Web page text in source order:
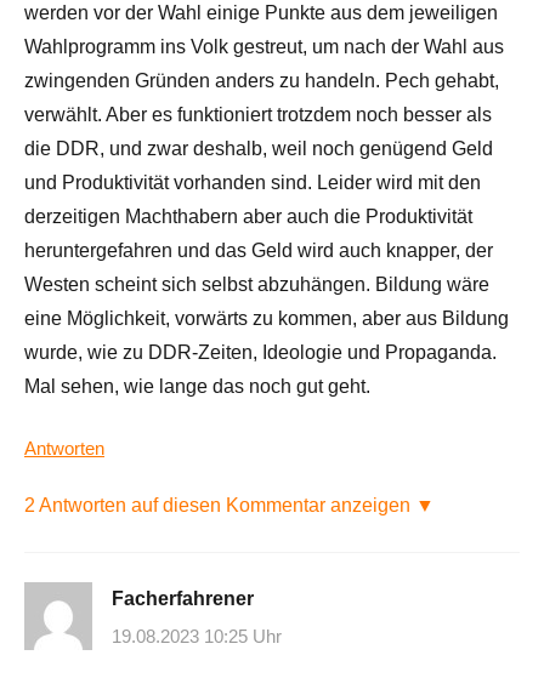
werden vor der Wahl einige Punkte aus dem jeweiligen
Wahlprogramm ins Volk gestreut, um nach der Wahl aus
zwingenden Gründen anders zu handeln. Pech gehabt,
verwählt. Aber es funktioniert trotzdem noch besser als
die DDR, und zwar deshalb, weil noch genügend Geld
und Produktivität vorhanden sind. Leider wird mit den
derzeitigen Machthabern aber auch die Produktivität
heruntergefahren und das Geld wird auch knapper, der
Westen scheint sich selbst abzuhängen. Bildung wäre
eine Möglichkeit, vorwärts zu kommen, aber aus Bildung
wurde, wie zu DDR-Zeiten, Ideologie und Propaganda.
Mal sehen, wie lange das noch gut geht.
Antworten
2 Antworten auf diesen Kommentar anzeigen ▼
Facherfahrener
19.08.2023 10:25 Uhr